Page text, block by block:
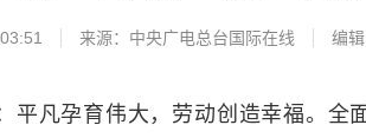
来源： 中央广电总台国际在线 编
凡孕育伟大，劳动创造幸福。全面